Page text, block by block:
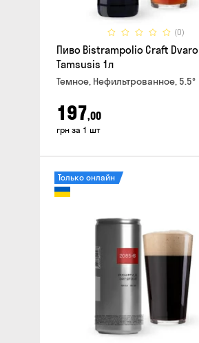
(0)
Пиво Bistrampolio Craft Dvaro
Tamsusis 1л
Темное, Нефильтрованное, 5.5°
197,00
грн за 1 шт
Только онлайн